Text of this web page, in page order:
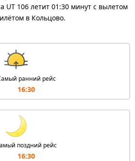
106 летит 01:30 минут с вылетом
в Кольцово.
ранний рейс
16:30
поздний рейс
16:30